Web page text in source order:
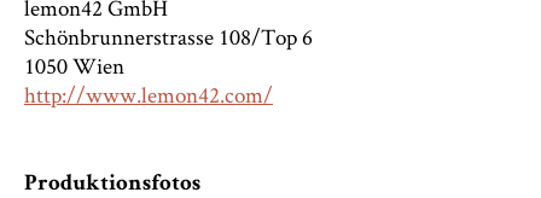
lemon42 GmbH
Schönbrunnerstrasse 108/Top 6
1050 Wien
http://www.lemon42.com/
Produktionsfotos